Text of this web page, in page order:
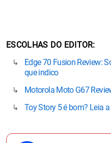
ESCOLHAS DO EDITOR
Edge 70 Fusion Review:
que indico
Motorola Moto G67
Toy Story 5 é bom? Leia